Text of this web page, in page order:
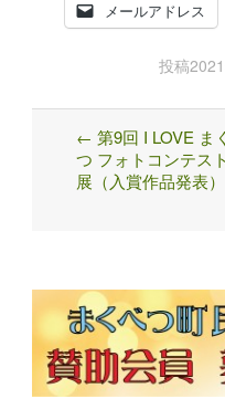
メールアドレス
投稿
Post
navigation
← 第9回 I LOVE ま
つ フォトコンテス
展（入賞作品発表）